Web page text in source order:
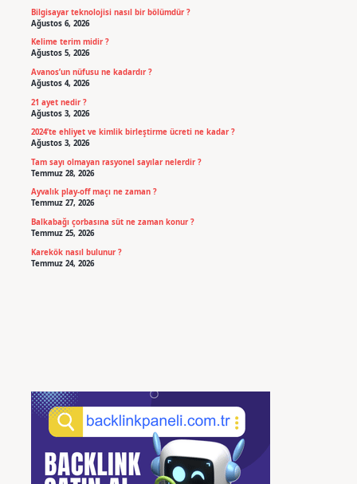
Bilgisayar teknolojisi nasıl bir bölümdür ?
Ağustos 6, 2026
Kelime terim midir ?
Ağustos 5, 2026
Avanos’un nüfusu ne kadardır ?
Ağustos 4, 2026
21 ayet nedir ?
Ağustos 3, 2026
2024’te ehliyet ve kimlik birleştirme ücreti ne kadar ?
Ağustos 3, 2026
Tam sayı olmayan rasyonel sayılar nelerdir ?
Temmuz 28, 2026
Ayvalık play-off maçı ne zaman ?
Temmuz 27, 2026
Balkabağı çorbasına süt ne zaman konur ?
Temmuz 25, 2026
Karekök nasıl bulunur ?
Temmuz 24, 2026